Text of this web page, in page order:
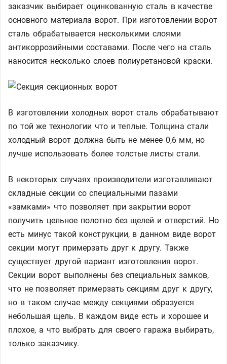
заказчик выбирает оцинкованную сталь в качестве
основного материала ворот. При изготовлении ворот
сталь обрабатывается несколькими слоями
антикоррозийными составами. После чего на сталь
наносится несколько слоев полиуретановой краски.
В изготовлении холодных ворот сталь обрабатывают
по той же технологии что и теплые. Толщина стали
холодный ворот должна быть не менее 0,6 мм, но
лучше использовать более толстые листы стали.
В некоторых случаях производители изготавливают
складные секции со специальными пазами
«замками» что позволяет при закрытии ворот
получить цельное полотно без щелей и отверстий. Но
есть минус такой конструкции, в данном виде ворот
секции могут примерзать друг к другу. Также
существует другой вариант изготовления ворот.
Секции ворот выполнены без специальных замков,
что не позволяет примерзать секциям друг к другу,
но в таком случае между секциями образуется
небольшая щель. В каждом виде есть и хорошее и
плохое, а что выбрать для своего гаража выбирать,
только заказчику.